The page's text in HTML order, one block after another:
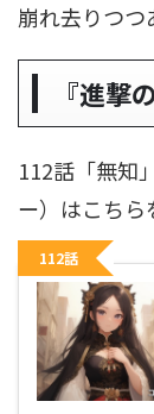
崩れ去りつつ
『進撃
112話「無知
ー）はこちら
112話